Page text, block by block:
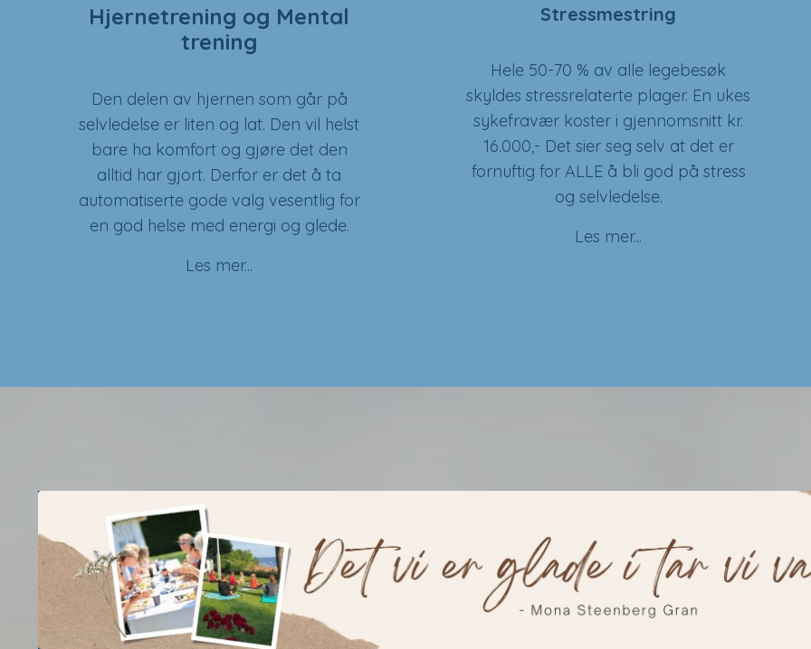
Hjernetrening og Mental
trening
Den delen av hjernen som går på
selvledelse er liten og lat. Den vil helst
bare ha komfort og gjøre det den
alltid har gjort. Derfor er det å ta
automatiserte gode valg vesentlig for
en god helse med energi og glede.
Les mer...
Stressmestring
Hele 50-70 % av alle legebesøk
skyldes stressrelaterte plager. En ukes
sykefravær koster i gjennomsnitt kr.
16.000,- Det sier seg selv at det er
fornuftig for ALLE å bli god på stress
og selvledelse.
Les mer...